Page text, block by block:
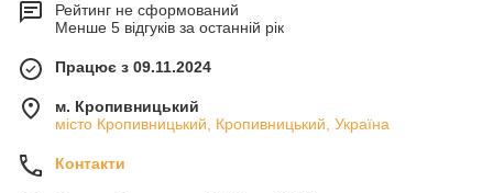
Рейтинг не сформований
Менше 5 відгуків за останній рік
Працює з 09.11.2024
м. Кропивницький
місто Кропивницький, Кропивницький, Україна
Контакти